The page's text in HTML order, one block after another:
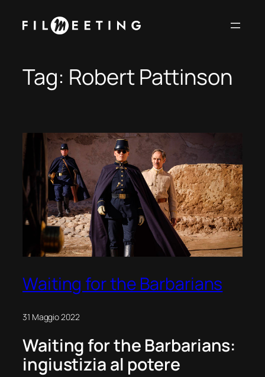
Tag: Robert Pattinson
Waiting for the Barbarians
31 Maggio 2022
Waiting for the Barbarians:
ingiustizia al potere